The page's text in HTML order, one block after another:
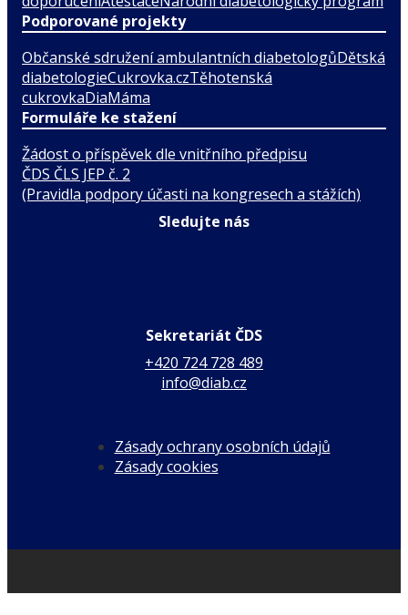
Podporované projekty
Občanské sdružení ambulantních diabetologůDětská
diabetologieCukrovka.czTěhotenská
cukrovkaDiaMáma
Formuláře ke stažení
Žádost o příspěvek dle vnitřního předpisu
ČDS ČLS JEP č. 2
(Pravidla podpory účasti na kongresech a stážích)
Sledujte nás
Sekretariát ČDS
+420 724 728 489
info@diab.cz
Zásady ochrany osobních údajů
Zásady cookies